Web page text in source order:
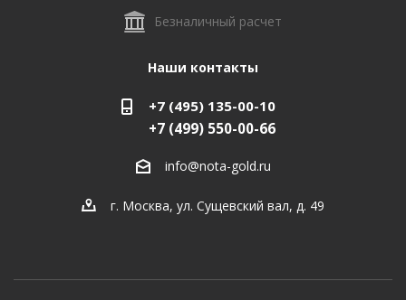
Безналичный расчет
Наши контакты
+7 (495) 135-00-10
+7 (499) 550-00-66
info@nota-gold.ru
г. Москва, ул. Сущевский вал, д. 49